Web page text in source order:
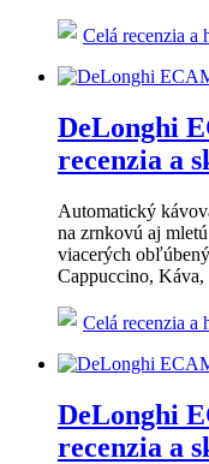
Celá recenzia a
DeLonghi
recenzia a
Automatický
na zrnkovú aj
viacerých
Cappuccino,
Celá recenzia a
DeLonghi
recenzia a